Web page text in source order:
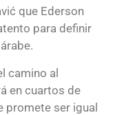
que Ederson
para definir
camino al
en cuartos de
promete ser igual